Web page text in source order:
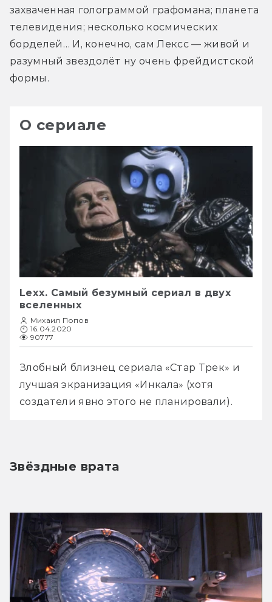
захваченная голограммой графомана; планета
телевидения; несколько космических
борделей… И, конечно, сам Лексс — живой и
разумный звездолёт ну очень фрейдистской
формы.
О сериале
Lexx. Самый безумный сериал в двух
вселенных
Михаил Попов
16.04.2020
90777
Злобный близнец сериала «Стар Трек» и
лучшая экранизация «Инкала» (хотя
создатели явно этого не планировали).
Звёздные врата